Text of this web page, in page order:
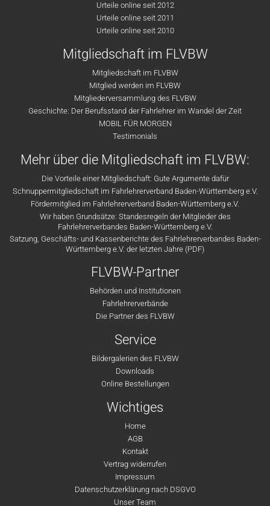
Urteile online seit 2012
Urteile online seit 2011
Urteile online seit 2010
Mitgliedschaft im FLVBW
Mitgliedschaft im FLVBW
Mitglied werden im FLVBW
Mitgliederversammlung des FLVBW
Geschichte: Der Berufsstand der Fahrlehrer im Wandel der Zeit
MOBIL FÜR MORGEN
Testimonials
Mehr über die Mitgliedschaft im FLVBW:
Die Vorteile einer Mitgliedschaft: Gute Argumente dafür
Schnuppermitgliedschaft im Fahrlehrerverband Baden-Württemberg e.V.
Fördermitglied im Fahrlehrerverband Baden-Württemberg e.V.
Wir haben Grundsätze: Standesregeln der Mitglieder des
Fahrlehrerverbandes Baden-Württemberg e.V.
Satzung, Geschäfts- und Kassenberichte des Fahrlehrerverbandes Baden-
Württemberg e.V. der letzten Jahre (PDF)
FLVBW-Partner
Behörden und Institutionen
Fahrlehrerverbände
Die Partner des FLVBW
Service
Bildergalerien des FLVBW
Downloads
Online Bestellungen
Wichtiges
Home
AGB
Kontakt
Vertrag widerrufen
Impressum
Datenschutzerklärung nach DSGVO
Unser Team